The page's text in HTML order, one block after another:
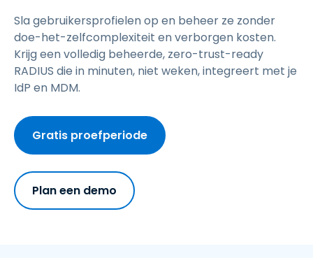
Sla gebruikersprofielen op en beheer ze zonder
doe-het-zelfcomplexiteit en verborgen kosten.
Krijg een volledig beheerde, zero-trust-ready
RADIUS die in minuten, niet weken, integreert met je
IdP en MDM.
Gratis proefperiode
Plan een demo